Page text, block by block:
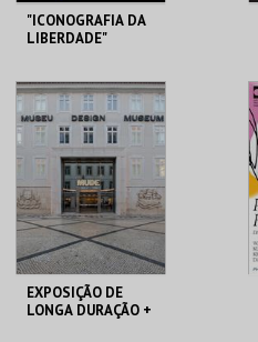
"ICONOGRAFIA DA
LIBERDADE"
MUDE
MAIS INFO
COMPRAR
EXPOSIÇÃO DE
LONGA DURAÇÃO +